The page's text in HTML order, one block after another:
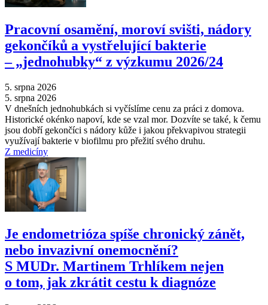
Pracovní osamění, moroví svišti, nádory
gekončíků a vystřelující bakterie
–⁠ „jednohubky“ z výzkumu 2026/24
5. srpna 2026
5. srpna 2026
V dnešních jednohubkách si vyčíslíme cenu za práci z domova.
Historické okénko napoví, kde se vzal mor. Dozvíte se také, k čemu
jsou dobří gekončíci s nádory kůže i jakou překvapivou strategii
využívají bakterie v biofilmu pro přežití svého druhu.
Z medicíny
Je endometrióza spíše chronický zánět,
nebo invazivní onemocnění?
S MUDr. Martinem Trhlíkem nejen
o tom, jak zkrátit cestu k diagnóze